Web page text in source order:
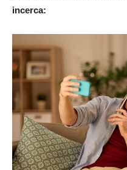
incerca: